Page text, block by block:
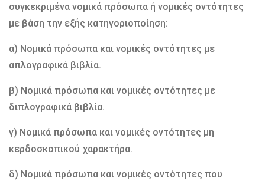
συγκεκριμένα νομικά πρόσωπα ή νομικές οντότητες
με βάση την εξής κατηγοριοποίηση:
α) Νομικά πρόσωπα και νομικές οντότητες με
απλογραφικά βιβλία.
β) Νομικά πρόσωπα και νομικές οντότητες με
διπλογραφικά βιβλία.
γ) Νομικά πρόσωπα και νομικές οντότητες μη
κερδοσκοπικού χαρακτήρα.
δ) Νομικά πρόσωπα και νομικές οντότητες που